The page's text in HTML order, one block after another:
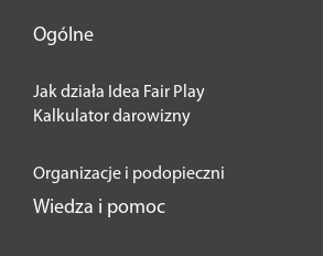
Ogólne
Jak działa Idea Fair Play
Kalkulator darowizny
Organizacje i podopieczni
Wiedza i pomoc